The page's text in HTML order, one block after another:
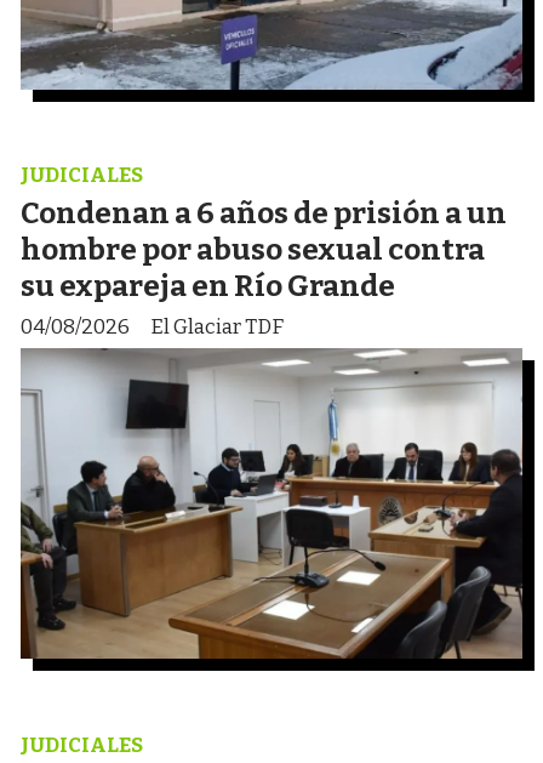
Condenan a 6 años de prisión a un
hombre por abuso sexual contra
su expareja en Río Grande
El Glaciar TDF
JUDICIALES
04/08/2026
JUDICIALES